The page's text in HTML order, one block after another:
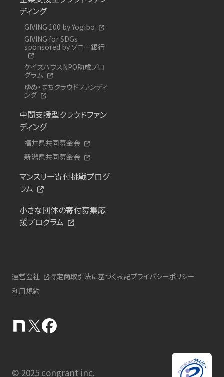
ディング
GIVING 100 by Yogibo
GIVING for SDGs
sponsored by ソニー銀行
ケイズハウスNPO助成プロ
グラム
ゆめ・まちクラウドファンディ
ング
中間支援型クラウドファン
ディング
福井県共同募金会
新潟県共同募金会
マンスリー寄付挑戦プログ
ラム
小さな団体の寄付募集応
援プログラム
運営会社 特定商取引法に基づく表記プライバシーポリシー
利用規約
© 2025 congrant inc.